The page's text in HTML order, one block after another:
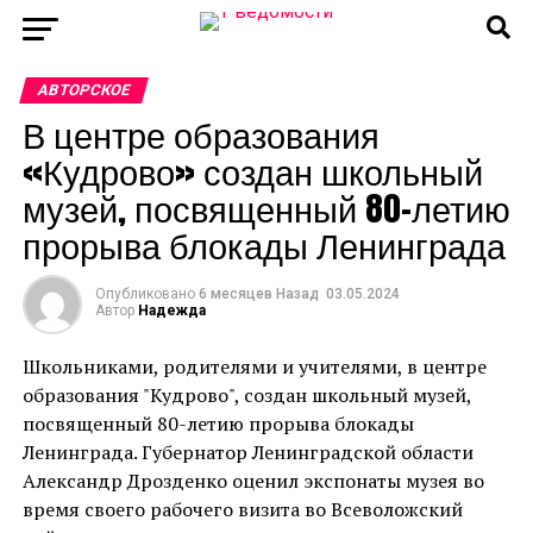
АВТОРСКОЕ
В центре образования
«Кудрово» создан школьный
музей, посвященный 80-летию
прорыва блокады Ленинграда
Опубликовано 6 месяцев Назад 03.05.2024
Автор Надежда
Школьниками, родителями и учителями, в центре
образования "Кудрово", создан школьный музей,
посвященный 80-летию прорыва блокады
Ленинграда. Губернатор Ленинградской области
Александр Дрозденко оценил экспонаты музея во
время своего рабочего визита во Всеволожский